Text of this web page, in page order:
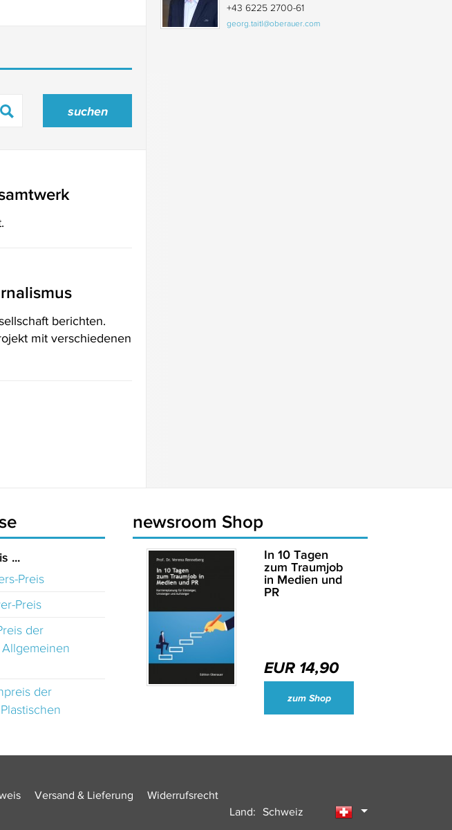
berichten.
mit verschiedenen
+43 6225 2700-61
georg.taitl@oberauer.com
Wirtschaftsjournalisten und Unternehmenssprecher des Jahres 2024
...
Preis
Preis
der
der
newsroom Shop
In 10 Tagen
zum Traumjob
in Medien und
PR
EUR 14,90
zum Shop
Versand & Lieferung
Widerrufsrecht
Land:
Schweiz